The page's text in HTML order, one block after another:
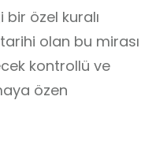
özel kuralı
olan bu mirası
kontrollü ve
özen
veya şemsiye,